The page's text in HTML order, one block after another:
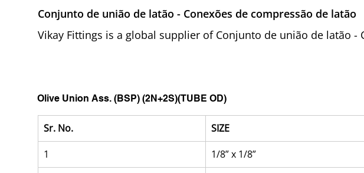
Conjunto de união de latão - Conexões de compressão de latão
Vikay Fittings is a global supplier of Conjunto de união de latão
Olive Union Ass. (BSP) (2N+2S)(TUBE OD)
Sr. No. SIZE
1
1/8” x 1/8”